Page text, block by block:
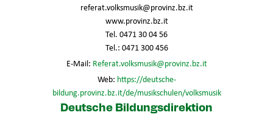
referat.volksmusik@provinz.bz.it
www.provinz.bz.it
Tel. 0471 30 04 56
Tel.: 0471 300 456
E-Mail: Referat.volksmusik@provinz.bz.it
Web: https://deutsche-
bildung.provinz.bz.it/de/musikschulen/volksmusik
Deutsche Bildungsdirektion